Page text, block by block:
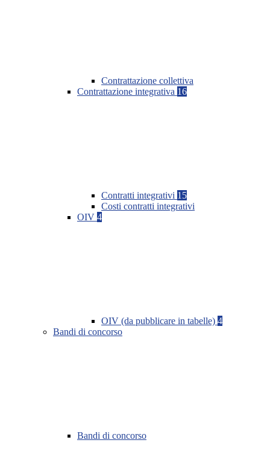
Contrattazione collettiva
Contrattazione integrativa 16
Contratti integrativi 15
Costi contratti integrativi
OIV 4
OIV (da pubblicare in tabelle) 4
Bandi di concorso
Bandi di concorso